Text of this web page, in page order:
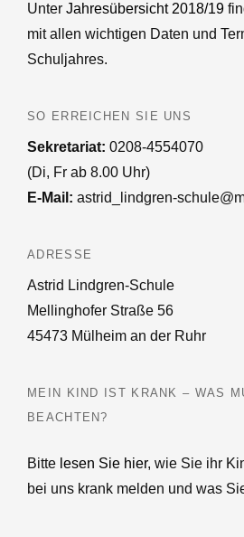
Unter Jahresübersicht 2018/19
mit allen wichtigen Daten und
Schuljahres.
SO ERREICHEN SIE UNS
Sekretariat: 0208-4554070
(Di, Fr ab 8.00 Uhr)
E-Mail: astrid_lindgren-
ADRESSE
Astrid Lindgren-Schule
Mellinghofer Straße 56
45473 Mülheim an der Ruhr
MEIN KIND IST KRANK – WAS
BEACHTEN?
Bitte lesen Sie hier, wie Sie ihr
bei uns krank melden und was